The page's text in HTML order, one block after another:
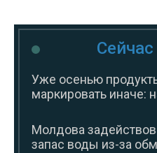
Уже осенью
маркировать иначе:
Молдова
запас воды из-за